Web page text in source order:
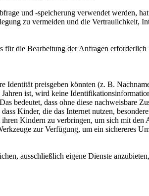
und -speicherung verwendet werden,
zu vermeiden und die Vertraulichkeit,
die Bearbeitung der Anfragen
Identität preisgeben könnten (z. B.
ist, wird keine
bedeutet, dass ohne diese nachweisbare
Kinder, die das Internet nutzen,
Kindern zu verbringen, um sich mit
zur Verfügung, um ein sichereres
ausschließlich eigene Dienste